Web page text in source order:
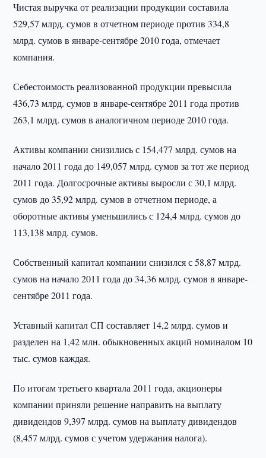
Чистая выручка от реализации продукции составила
529,57 млрд. сумов в отчетном периоде против 334,8
млрд. сумов в январе-сентябре 2010 года, отмечает
компания.
Себестоимость реализованной продукции превысила
436,73 млрд. сумов в январе-сентябре 2011 года против
263,1 млрд. сумов в аналогичном периоде 2010 года.
Активы компании снизились с 154,477 млрд. сумов на
начало 2011 года до 149,057 млрд. сумов за тот же период
2011 года. Долгосрочные активы выросли с 30,1 млрд.
сумов до 35,92 млрд. сумов в отчетном периоде, а
оборотные активы уменьшились с 124,4 млрд. сумов до
113,138 млрд. сумов.
Собственный капитал компании снизился с 58,87 млрд.
сумов на начало 2011 года до 34,36 млрд. сумов в январе-
сентябре 2011 года.
Уставный капитал СП составляет 14,2 млрд. сумов и
разделен на 1,42 млн. обыкновенных акций номиналом 10
тыс. сумов каждая.
По итогам третьего квартала 2011 года, акционеры
компании приняли решение направить на выплату
дивидендов 9,397 млрд. сумов на выплату дивидендов
(8,457 млрд. сумов с учетом удержания налога).